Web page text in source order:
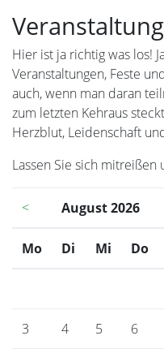
Hier ist ja richtig was los!
Veranstaltungen, Feste
auch, wenn man daran
zum letzten Kehraus
Herzblut, Leidenschaft
Lassen Sie sich mitreißen
< August 2026
Mo ntag
Di enstag
Mi ttwoch
Do
3 4 5 6